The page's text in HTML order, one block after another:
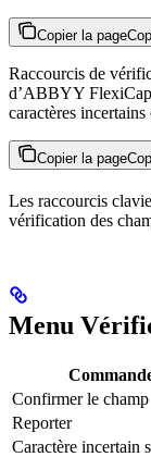
Copier la page
Raccourcis de
d’ABBYY
caractères
Copier la page
Les raccourcis
vérification des
Menu
Confirmer le champ
Reporter
Caractère incertain